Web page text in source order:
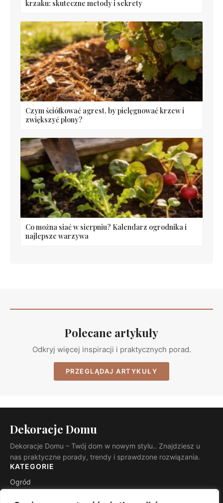
krzaku: skuteczne metody i sekrety
Czym ściółkować agrest, by pielęgnować krzew i
zwiększyć plony?
Co można siać w sierpniu? Kalendarz ogrodnika i
najlepsze warzywa
Polecane artykuły
Odkryj więcej inspiracji i praktycznych porad.
PRZEGLĄDAJ ARTYKUŁY
Dekoracje Domu
Dekoracje Domu – Twój dom w nowym stylu.. Znajdziesz u
nas praktyczne porady, trendy i sprawdzone rozwiązania.
KATEGORIE
Ogród